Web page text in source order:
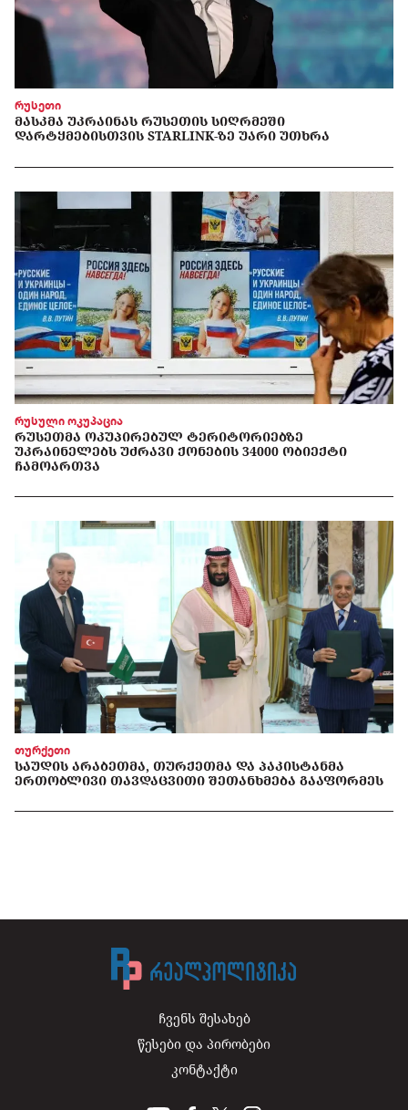
რუსეთი
ᲛᲐᲡᲙᲛᲐ ᲣᲙᲠᲐᲘᲜᲐᲡ ᲠᲣᲡᲔᲗᲘᲡ ᲡᲘᲦᲠᲛᲔᲨᲘ
ᲓᲐᲠᲢᲧᲛᲔᲑᲘᲡᲗᲕᲘᲡ STARLINK-ᲖᲔ ᲣᲐᲠᲘ ᲣᲗᲮᲠᲐ
რუსული ოკუპაცია
ᲠᲣᲡᲔᲗᲛᲐ ᲝᲙᲣᲞᲘᲠᲔᲑᲣᲚ ᲢᲔᲠᲘᲢᲝᲠᲘᲔᲑᲖᲔ
ᲣᲙᲠᲐᲘᲜᲔᲚᲔᲑᲡ ᲣᲫᲠᲐᲕᲘ ᲥᲝᲜᲔᲑᲘᲡ 34000 ᲝᲑᲘᲔᲥᲢᲘ
ᲩᲐᲛᲝᲐᲠᲗᲕᲐ
თურქეთი
ᲡᲐᲣᲓᲘᲡ ᲐᲠᲐᲑᲔᲗᲛᲐ, ᲗᲣᲠᲥᲔᲗᲛᲐ ᲓᲐ ᲞᲐᲙᲘᲡᲢᲐᲜᲛᲐ
ᲔᲠᲗᲝᲑᲚᲘᲕᲘ ᲗᲐᲕᲓᲐᲪᲕᲘᲗᲘ ᲨᲔᲗᲐᲜᲮᲛᲔᲑᲐ ᲒᲐᲐᲤᲝᲠᲛᲔᲡ
ჩვენს შესახებ
წესები და პირობები
კონტაქტი